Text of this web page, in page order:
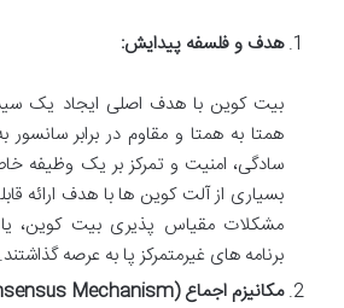
هدف و فلسفه پیدایش:
بیت کوین با هدف اصلی ایجاد یک
همتا به همتا و مقاوم در برابر
سادگی، امنیت و تمرکز بر یک وظیفه
بسیاری از آلت کوین ها با هدف ارائه
مشکلات مقیاس پذیری بیت کوین، یا
برنامه های غیرمتمرکز پا به عرصه گذاشتند.
مکانیزم اجماع (Consensus Mechanism):